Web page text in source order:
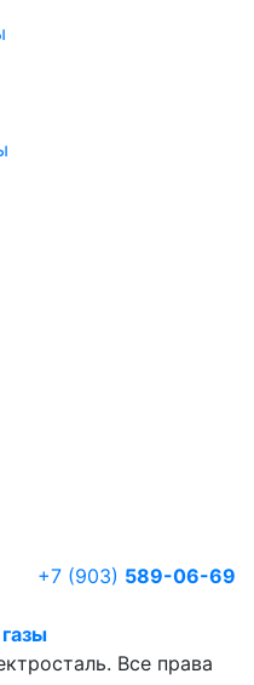
+7 (903) 589-06-69
Все права